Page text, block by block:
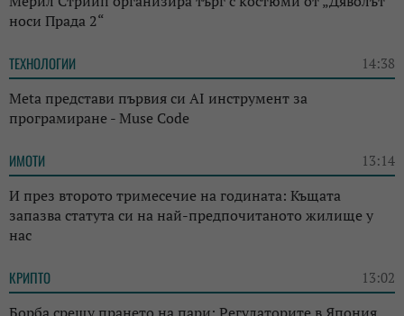
носи Прада 2“
ТЕХНОЛОГИИ 14:38
Meta представи първия си AI инструмент за
програмиране - Muse Code
ИМОТИ 13:14
И през второто тримесечие на годината: Къщата
запазва статута си на най-предпочитаното жилище у
нас
КРИПТО 13:02